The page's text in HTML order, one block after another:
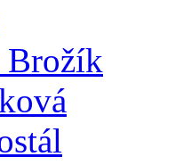
Brožík